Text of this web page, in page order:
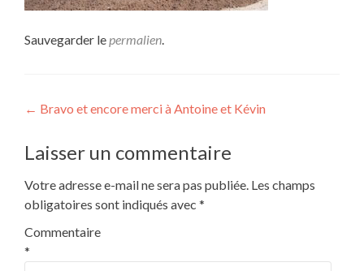
Sauvegarder lepermalien.
Navigation
de
l’article
← Bravo et encore merci à Antoine et Kévin
Laisser un commentaire
Votre adresse e-mail ne sera pas publiée. Les champs
obligatoires sont indiqués avec *
Commentaire
*